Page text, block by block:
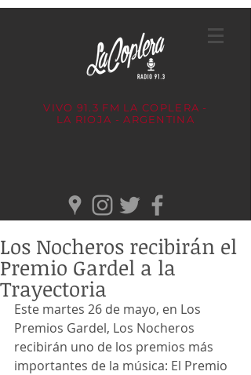
VIVO 91.3 FM LA COPLERA -
LA RIOJA - ARGENTINA
Los Nocheros recibirán el
Premio Gardel a la
Trayectoria
Este martes 26 de mayo, en Los
Premios Gardel, Los Nocheros
recibirán uno de los premios más
importantes de la música: El Premio